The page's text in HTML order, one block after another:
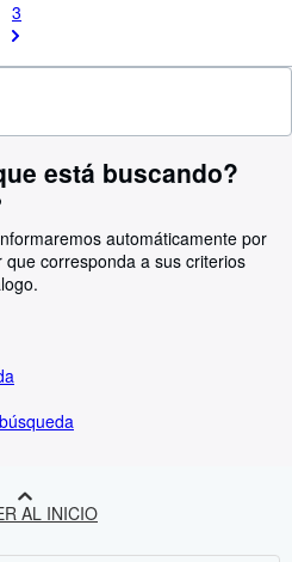
3
está buscando?
automáticamente por
corresponda a sus criterios
AL INICIO